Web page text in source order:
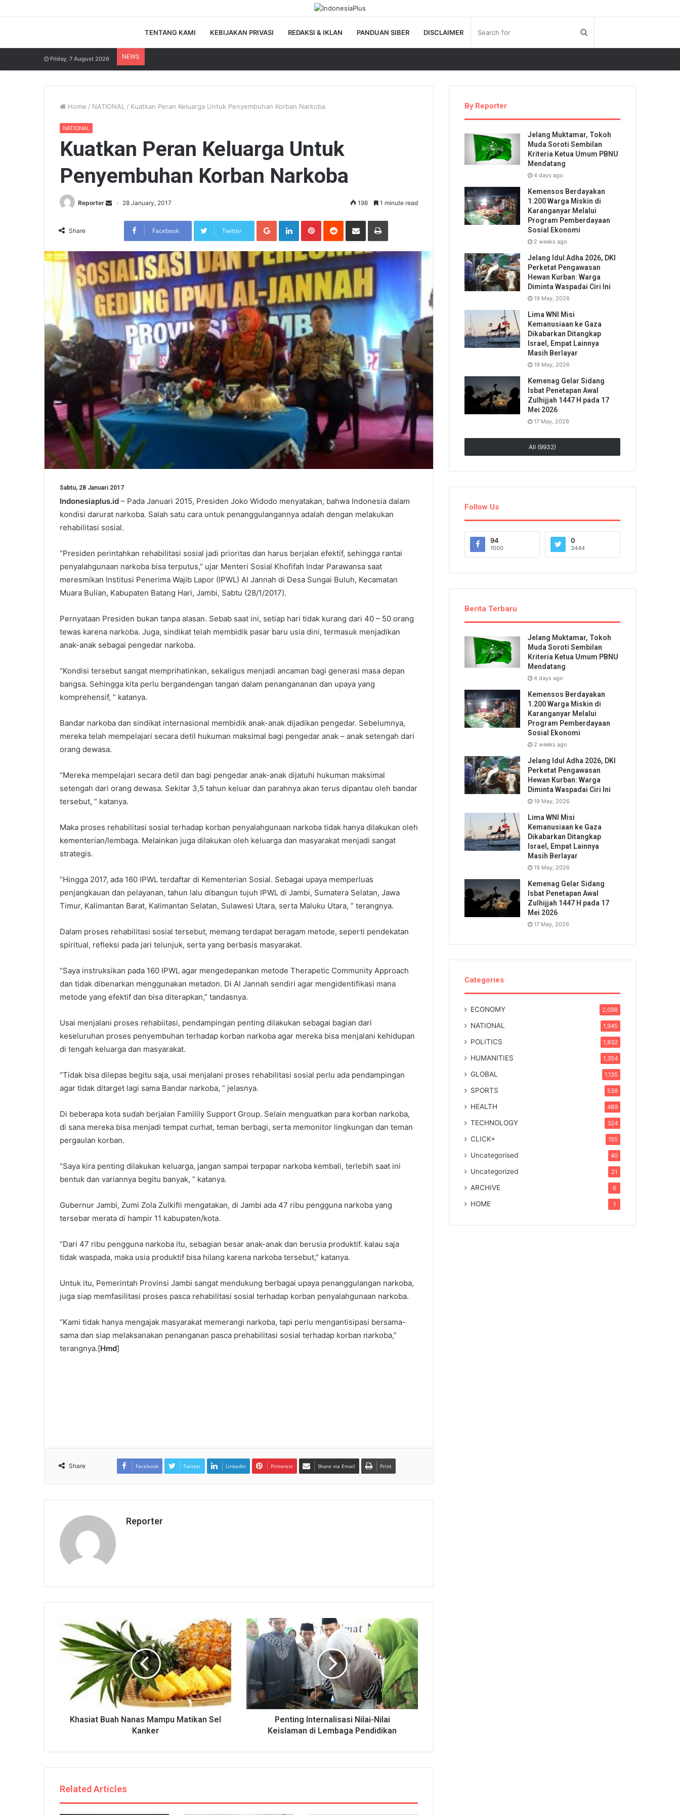
TENTANG KAMI KEBIJAKAN PRIVASI REDAKSI & IKLAN PANDUAN SIBER DISCLAIMER
Friday, 7 August 2026 NEWS
Home / NATIONAL / Kuatkan Peran Keluarga Untuk Penyembuhan Korban Narkoba
NATIONAL
Kuatkan Peran Keluarga Untuk
Penyembuhan Korban Narkoba
Reporter 28 January, 2017 198 1 minute read
Share Facebook Twitter
Google+LinkedInPinterestReddit Share via Email Print
Sabtu, 28 Januari 2017
Indonesiaplus.id – Pada Januari 2015, Presiden Joko Widodo menyatakan, bahwa Indonesia dalam
kondisi darurat narkoba. Salah satu cara untuk penanggulangannya adalah dengan melakukan
rehabilitasi sosial.
“Presiden perintahkan rehabilitasi sosial jadi prioritas dan harus berjalan efektif, sehingga rantai
penyalahgunaan narkoba bisa terputus,” ujar Menteri Sosial Khofifah Indar Parawansa saat
meresmikan Institusi Penerima Wajib Lapor (IPWL) Al Jannah di Desa Sungai Buluh, Kecamatan
Muara Bulian, Kabupaten Batang Hari, Jambi, Sabtu (28/1/2017).
Pernyataan Presiden bukan tanpa alasan. Sebab saat ini, setiap hari tidak kurang dari 40 – 50 orang
tewas karena narkoba. Juga, sindikat telah membidik pasar baru usia dini, termasuk menjadikan
anak-anak sebagai pengedar narkoba.
“Kondisi tersebut sangat memprihatinkan, sekaligus menjadi ancaman bagi generasi masa depan
bangsa. Sehingga kita perlu bergandengan tangan dalam penangananan dan upaya yang
komprehensif, ” katanya.
Bandar narkoba dan sindikat internasional membidik anak-anak dijadikan pengedar. Sebelumnya,
mereka telah mempelajari secara detil hukuman maksimal bagi pengedar anak – anak setengah dari
orang dewasa.
“Mereka mempelajari secara detil dan bagi pengedar anak-anak dijatuhi hukuman maksimal
setengah dari orang dewasa. Sekitar 3,5 tahun keluar dan parahnya akan terus dipantau oleh bandar
tersebut, ” katanya.
Maka proses rehabilitasi sosial terhadap korban penyalahgunaan narkoba tidak hanya dilakukan oleh
kementerian/lembaga. Melainkan juga dilakukan oleh keluarga dan masyarakat menjadi sangat
strategis.
“Hingga 2017, ada 160 IPWL terdaftar di Kementerian Sosial. Sebagai upaya memperluas
penjangkauan dan pelayanan, tahun lalu dibangun tujuh IPWL di Jambi, Sumatera Selatan, Jawa
Timur, Kalimantan Barat, Kalimantan Selatan, Sulawesi Utara, serta Maluku Utara, ” terangnya.
Dalam proses rehabilitasi sosial tersebut, memang terdapat beragam metode, seperti pendekatan
spiritual, refleksi pada jari telunjuk, serta yang berbasis masyarakat.
“Saya instruksikan pada 160 IPWL agar mengedepankan metode Therapetic Community Approach
dan tidak dibenarkan menggunakan metadon. Di Al Jannah sendiri agar mengidentifikasi mana
metode yang efektif dan bisa diterapkan,” tandasnya.
Usai menjalani proses rehabiitasi, pendampingan penting dilakukan sebagai bagian dari
keseluruhan proses penyembuhan terhadap korban narkoba agar mereka bisa menjalani kehidupan
di tengah keluarga dan masyarakat.
“Tidak bisa dilepas begitu saja, usai menjalani proses rehabilitasi sosial perlu ada pendampingan
agar tidak ditarget lagi sama Bandar narkoba, ” jelasnya.
Di beberapa kota sudah berjalan Familily Support Group. Selain menguatkan para korban narkoba,
di sana mereka bisa menjadi tempat curhat, teman berbagi, serta memonitor lingkungan dan teman
pergaulan korban.
“Saya kira penting dilakukan keluarga, jangan sampai terpapar narkoba kembali, terlebih saat ini
bentuk dan variannya begitu banyak, ” katanya.
Gubernur Jambi, Zumi Zola Zulkifli mengatakan, di Jambi ada 47 ribu pengguna narkoba yang
tersebar merata di hampir 11 kabupaten/kota.
“Dari 47 ribu pengguna narkoba itu, sebagian besar anak-anak dan berusia produktif. kalau saja
tidak waspada, maka usia produktif bisa hilang karena narkoba tersebut,” katanya.
Untuk itu, Pemerintah Provinsi Jambi sangat mendukung berbagai upaya penanggulangan narkoba,
juga siap memfasilitasi proses pasca rehabilitasi sosial terhadap korban penyalahgunaan narkoba.
“Kami tidak hanya mengajak masyarakat memerangi narkoba, tapi perlu mengantisipasi bersama-
sama dan siap melaksanakan penanganan pasca prehabilitasi sosial terhadap korban narkoba,”
terangnya.[Hmd]
Share Facebook Twitter LinkedIn Pinterest Share via Email Print
Reporter
Khasiat Buah Nanas Mampu Matikan Sel
Kanker
Penting Internalisasi Nilai-Nilai
Keislaman di Lembaga Pendidikan
Related Articles
By Reporter
Jelang Muktamar, Tokoh
Muda Soroti Sembilan
Kriteria Ketua Umum PBNU
Mendatang
4 days ago
Kemensos Berdayakan
1.200 Warga Miskin di
Karanganyar Melalui
Program Pemberdayaan
Sosial Ekonomi
2 weeks ago
Jelang Idul Adha 2026, DKI
Perketat Pengawasan
Hewan Kurban: Warga
Diminta Waspadai Ciri Ini
19 May, 2026
Lima WNI Misi
Kemanusiaan ke Gaza
Dikabarkan Ditangkap
Israel, Empat Lainnya
Masih Berlayar
19 May, 2026
Kemenag Gelar Sidang
Isbat Penetapan Awal
Zulhijjah 1447 H pada 17
Mei 2026
17 May, 2026
All (9932)
Follow Us
94
1000
0
3444
Berita Terbaru
Jelang Muktamar, Tokoh
Muda Soroti Sembilan
Kriteria Ketua Umum PBNU
Mendatang
4 days ago
Kemensos Berdayakan
1.200 Warga Miskin di
Karanganyar Melalui
Program Pemberdayaan
Sosial Ekonomi
2 weeks ago
Jelang Idul Adha 2026, DKI
Perketat Pengawasan
Hewan Kurban: Warga
Diminta Waspadai Ciri Ini
19 May, 2026
Lima WNI Misi
Kemanusiaan ke Gaza
Dikabarkan Ditangkap
Israel, Empat Lainnya
Masih Berlayar
19 May, 2026
Kemenag Gelar Sidang
Isbat Penetapan Awal
Zulhijjah 1447 H pada 17
Mei 2026
17 May, 2026
Categories
ECONOMY 2,098
NATIONAL 1,945
POLITICS 1,832
HUMANITIES 1,354
GLOBAL 1,135
SPORTS 538
HEALTH 489
TECHNOLOGY 324
CLICK+ 155
Uncategorised 40
Uncategorized 21
ARCHIVE 6
HOME 1